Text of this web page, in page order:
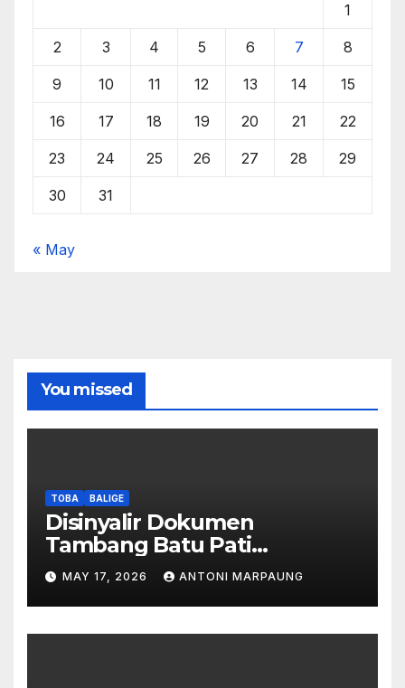
1
2 3 4 5 6 7 8
9 10 11 12 13 14 15
16 17 18 19 20 21 22
23 24 25 26 27 28 29
30 31
« May
You missed
TOBA BALIGE
Disinyalir Dokumen
Tambang Batu Pati
Simanjuntak Palsu – Jerry
Manurung : Tambang Tidak
Berada Di DTA – Frengki
Pardede : Kami Tidak Miliki
MAY 17, 2026 ANTONI MARPAUNG